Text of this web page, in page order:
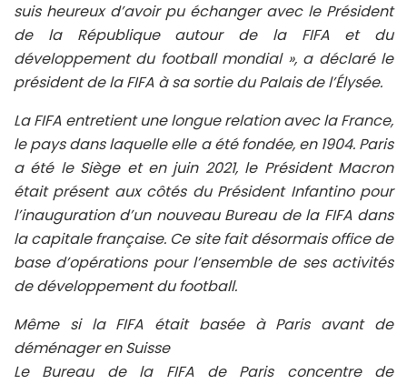
suis heureux d’avoir pu échanger avec le Président
de la République autour de la FIFA et du
développement du football mondial », a déclaré le
président de la FIFA à sa sortie du Palais de l’Élysée.
La FIFA entretient une longue relation avec la France,
le pays dans laquelle elle a été fondée, en 1904. Paris
a été le Siège et en juin 2021, le Président Macron
était présent aux côtés du Président Infantino pour
l’inauguration d’un nouveau Bureau de la FIFA dans
la capitale française. Ce site fait désormais office de
base d’opérations pour l’ensemble de ses activités
de développement du football.
Même si la FIFA était basée à Paris avant de
déménager en Suisse
Le Bureau de la FIFA de Paris concentre de